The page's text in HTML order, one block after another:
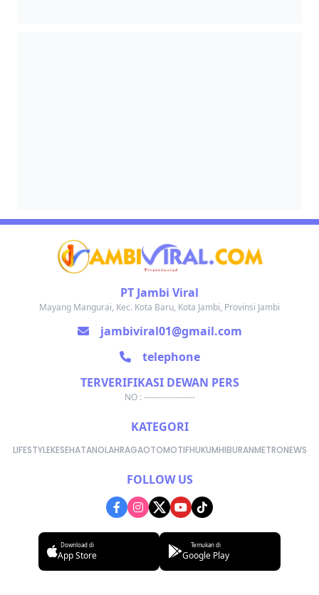
PT Jambi Viral
Mayang Mangurai, Kec. Kota Baru, Kota Jambi, Provinsi Jambi
jambiviral01@gmail.com
telephone
TERVERIFIKASI DEWAN PERS
NO : ------------------
KATEGORI
LIFESTYLEKESEHATANOLAHRAGAOTOMOTIFHUKUMHIBURANMETRONEWS
FOLLOW US
Download di
App Store
Temukan di
Google Play